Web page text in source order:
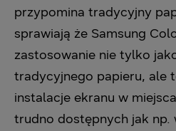
przypomina tradycyjny
sprawiają że Samsung
zastosowanie nie tylko
tradycyjnego papieru, ale
instalacje ekranu w
trudno dostępnych jak np.